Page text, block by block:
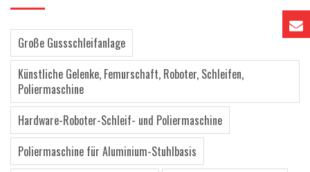
Große Gussschleifanlage
Künstliche Gelenke, Femurschaft, Roboter, Schleifen,
Poliermaschine
Hardware-Roboter-Schleif- und Poliermaschine
Poliermaschine für Aluminium-Stuhlbasis